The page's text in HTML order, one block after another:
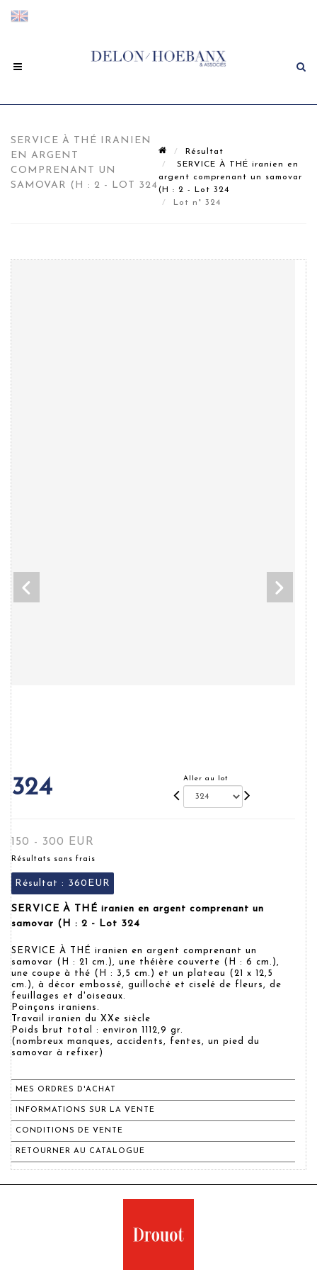
SERVICE À THÉ IRANIEN
EN ARGENT
COMPRENANT UN
SAMOVAR (H : 2 - LOT 324
Résultat
SERVICE À THÉ iranien en
argent comprenant un samovar
(H : 2 - Lot 324
Lot n° 324
324 Aller au lot
150 - 300 EUR
Résultats sans frais
Résultat : 360EUR
SERVICE À THÉ iranien en argent comprenant un
samovar (H : 2 - Lot 324
SERVICE À THÉ iranien en argent comprenant un
samovar (H : 21 cm.), une théière couverte (H : 6 cm.),
une coupe à thé (H : 3,5 cm.) et un plateau (21 x 12,5
cm.), à décor embossé, guilloché et ciselé de fleurs, de
feuillages et d'oiseaux.
Poinçons iraniens.
Travail iranien du XXe siècle
Poids brut total : environ 1112,9 gr.
(nombreux manques, accidents, fentes, un pied du
samovar à refixer)
MES ORDRES D'ACHAT
INFORMATIONS SUR LA VENTE
CONDITIONS DE VENTE
RETOURNER AU CATALOGUE